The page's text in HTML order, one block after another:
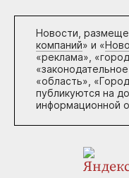
Новости,
компаний» и «
«реклама»,
«область»,
публикуются на
информационной